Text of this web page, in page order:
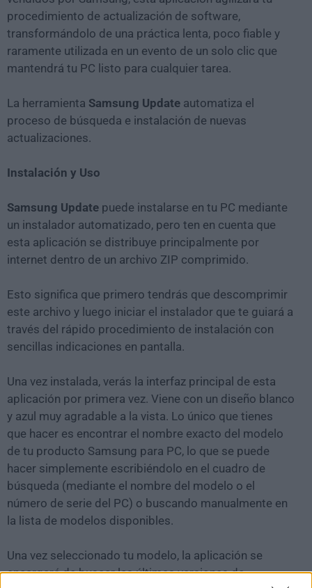
procedimiento de actualización de software,
transformándolo de una práctica lenta, poco fiable y
raramente utilizada en un evento de un solo clic que
mantendrá tu PC listo para cualquier tarea.
La herramienta Samsung Update automatiza el
proceso de búsqueda e instalación de nuevas
actualizaciones.
Instalación y Uso
Samsung Update puede instalarse en tu PC mediante
un instalador automatizado, pero ten en cuenta que
esta aplicación se distribuye principalmente por
internet dentro de un archivo ZIP comprimido.
Esto significa que primero tendrás que descomprimir
este archivo y luego iniciar el instalador que te guiará a
través del rápido procedimiento de instalación con
sencillas indicaciones en pantalla.
Una vez instalada, verás la interfaz principal de esta
aplicación por primera vez. Viene con un diseño blanco
y azul muy agradable a la vista. Lo único que tienes
que hacer es encontrar el nombre exacto del modelo
de tu producto Samsung para PC, lo que se puede
hacer simplemente escribiéndolo en el cuadro de
búsqueda (mediante el nombre del modelo o el
número de serie del PC) o buscando manualmente en
la lista de modelos disponibles.
Una vez seleccionado tu modelo, la aplicación se
encargará de buscar las últimas versiones de